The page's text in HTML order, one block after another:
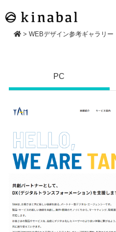
> WEBデザイン参考ギャラリー
PC